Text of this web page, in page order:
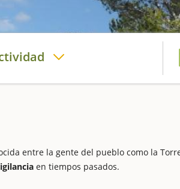
entre la gente del pueblo como la
en tiempos pasados.